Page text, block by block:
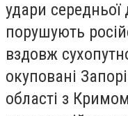
удари середньої
порушують
вздовж
окуповані
області з